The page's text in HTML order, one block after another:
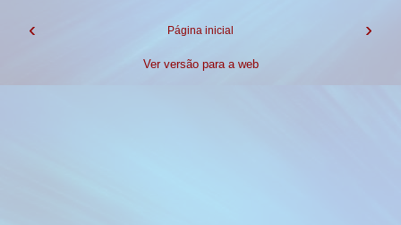
‹ ›
Página inicial
Ver versão para a web